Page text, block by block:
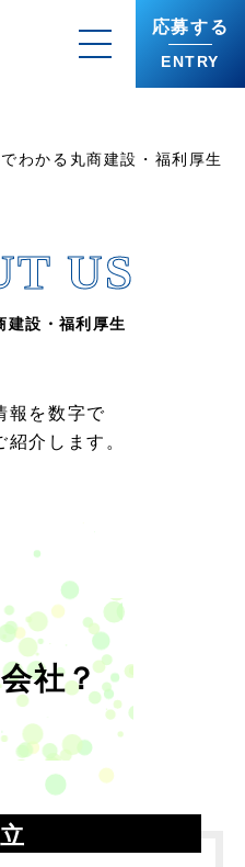
応募する
ENTRY
わかる丸商建設・福利厚生
US
建設・福利厚生
報を数字で
介します。
社？